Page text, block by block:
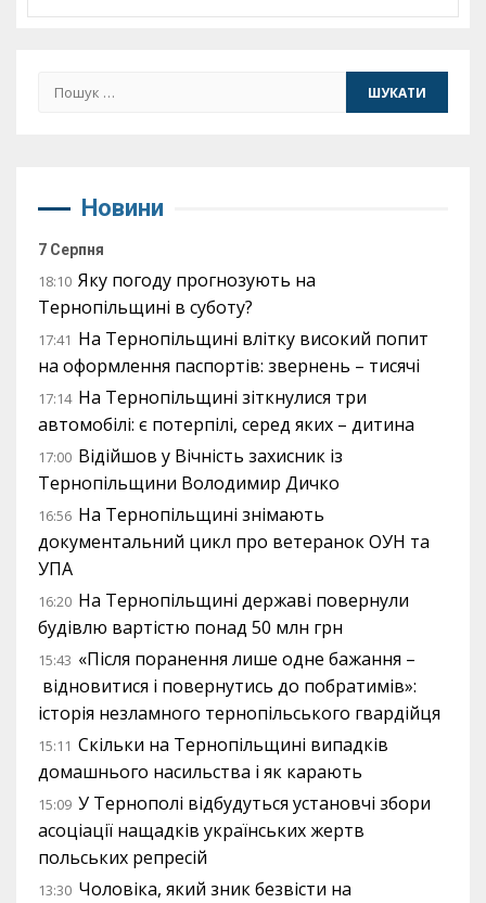
Пошук:
Новини
7 Серпня
18:10 Яку погоду прогнозують на
Тернопільщині в суботу?
17:41 На Тернопільщині влітку високий попит
на оформлення паспортів: звернень – тисячі
17:14 На Тернопільщині зіткнулися три
автомобілі: є потерпілі, серед яких – дитина
17:00 Відійшов у Вічність захисник із
Тернопільщини Володимир Дичко
16:56 На Тернопільщині знімають
документальний цикл про ветеранок ОУН та
УПА
16:20 На Тернопільщині державі повернули
будівлю вартістю понад 50 млн грн
15:43 «Після поранення лише одне бажання –
відновитися і повернутись до побратимів»:
історія незламного тернопільського гвардійця
15:11 Скільки на Тернопільщині випадків
домашнього насильства і як карають
15:09 У Тернополі відбудуться установчі збори
асоціації нащадків українських жертв
польських репресій
13:30 Чоловіка, який зник безвісти на